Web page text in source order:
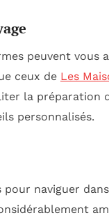
peuvent vous
ceux de Les
la préparation
personnalisés.
naviguer